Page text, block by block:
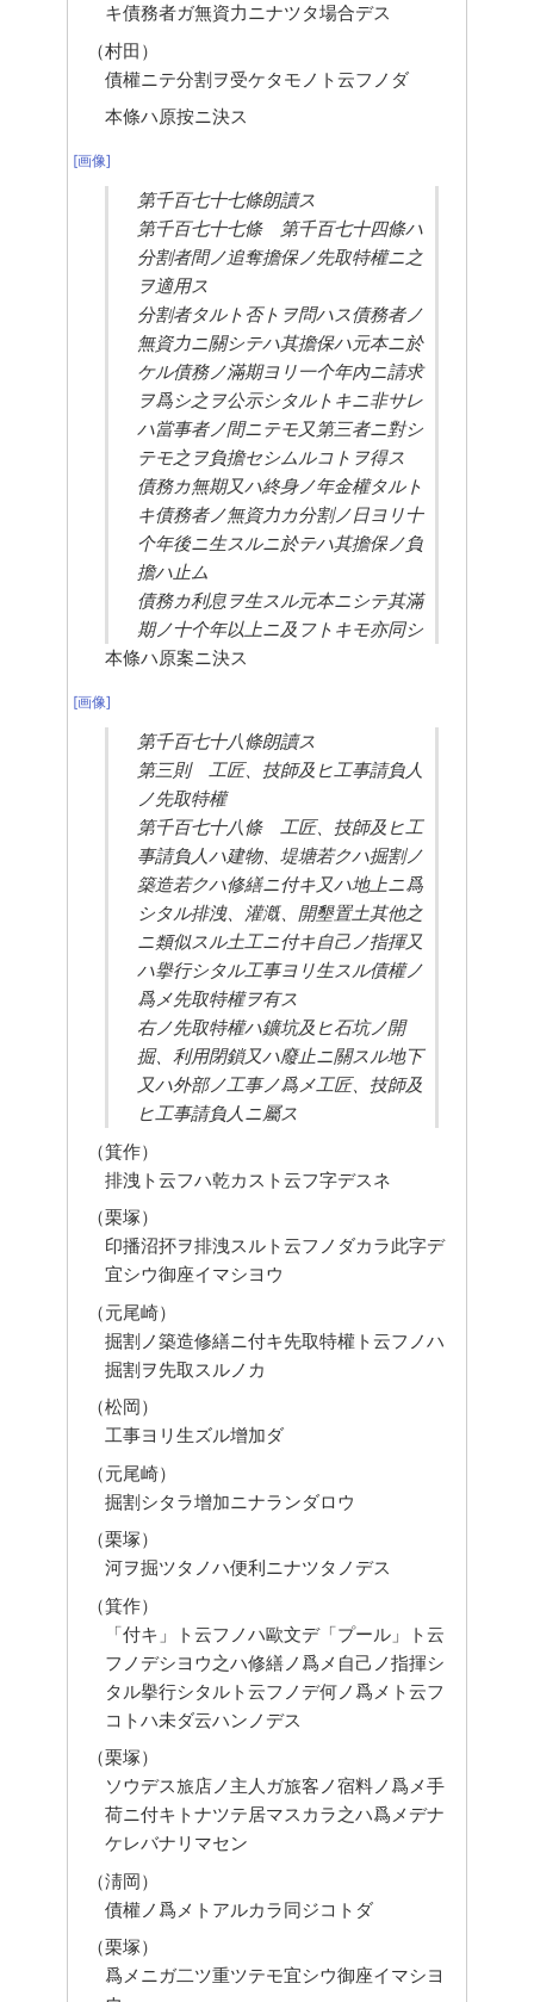
キ債務者ガ無資力ニナツタ場合デス
（村田）
債權ニテ分割ヲ受ケタモノト云フノダ
本條ハ原按ニ決ス
[画像]
第千百七十七條朗讀ス
第千百七十七條　第千百七十四條ハ
分割者間ノ追奪擔保ノ先取特權ニ之
ヲ適用ス
分割者タルト否トヲ問ハス債務者ノ
無資力ニ關シテハ其擔保ハ元本ニ於
ケル債務ノ滿期ヨリ一个年內ニ請求
ヲ爲シ之ヲ公示シタルトキニ非サレ
ハ當事者ノ間ニテモ又第三者ニ對シ
テモ之ヲ負擔セシムルコトヲ得ス
債務カ無期又ハ終身ノ年金權タルト
キ債務者ノ無資力カ分割ノ日ヨリ十
个年後ニ生スルニ於テハ其擔保ノ負
擔ハ止ム
債務カ利息ヲ生スル元本ニシテ其滿
期ノ十个年以上ニ及フトキモ亦同シ
本條ハ原案ニ決ス
[画像]
第千百七十八條朗讀ス
第三則　工匠、技師及ヒ工事請負人
ノ先取特權
第千百七十八條　工匠、技師及ヒ工
事請負人ハ建物、堤塘若クハ掘割ノ
築造若クハ修繕ニ付キ又ハ地上ニ爲
シタル排洩、灌漑、開墾置土其他之
ニ類似スル土工ニ付キ自己ノ指揮又
ハ擧行シタル工事ヨリ生スル債權ノ
爲メ先取特權ヲ有ス
右ノ先取特權ハ鑛坑及ヒ石坑ノ開
掘、利用閉鎖又ハ廢止ニ關スル地下
又ハ外部ノ工事ノ爲メ工匠、技師及
ヒ工事請負人ニ屬ス
（箕作）
排洩ト云フハ乾カスト云フ字デスネ
（栗塚）
印播沼抔ヲ排洩スルト云フノダカラ此字デ
宜シウ御座イマシヨウ
（元尾崎）
掘割ノ築造修繕ニ付キ先取特權ト云フノハ
掘割ヲ先取スルノカ
（松岡）
工事ヨリ生ズル增加ダ
（元尾崎）
掘割シタラ增加ニナランダロウ
（栗塚）
河ヲ掘ツタノハ便利ニナツタノデス
（箕作）
「付キ」ト云フノハ歐文デ「プール」ト云
フノデシヨウ之ハ修繕ノ爲メ自己ノ指揮シ
タル擧行シタルト云フノデ何ノ爲メト云フ
コトハ未ダ云ハンノデス
（栗塚）
ソウデス旅店ノ主人ガ旅客ノ宿料ノ爲メ手
荷ニ付キトナツテ居マスカラ之ハ爲メデナ
ケレバナリマセン
（淸岡）
債權ノ爲メトアルカラ同ジコトダ
（栗塚）
爲メニガ二ツ重ツテモ宜シウ御座イマシヨ